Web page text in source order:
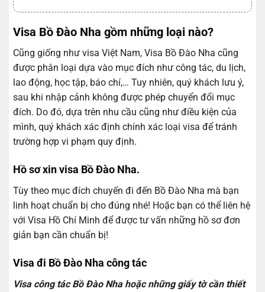
Visa Bồ Đào Nha gồm những loại nào?
Cũng giống như visa Việt Nam, Visa Bồ Đào Nha cũng
được phân loại dựa vào mục đích như công tác, du lịch,
lao động, học tập, báo chí,… Tuy nhiên, quý khách lưu ý,
sau khi nhập cảnh không được phép chuyển đổi mục
đích. Do đó, dựa trên nhu cầu cũng như điều kiện của
mình, quý khách xác định chính xác loại visa để tránh
trường hợp vi phạm quy định.
Hồ sơ xin visa Bồ Đào Nha.
Tùy theo mục đích chuyến đi đến Bồ Đào Nha mà bạn
linh hoạt chuẩn bị cho đúng nhé! Hoặc bạn có thể liên hệ
với Visa Hồ Chí Minh để được tư vấn những hồ sơ đơn
giản bạn cần chuẩn bị!
Visa đi Bồ Đào Nha công tác
Visa công tác Bồ Đào Nha hoặc những giấy tờ cần thiết